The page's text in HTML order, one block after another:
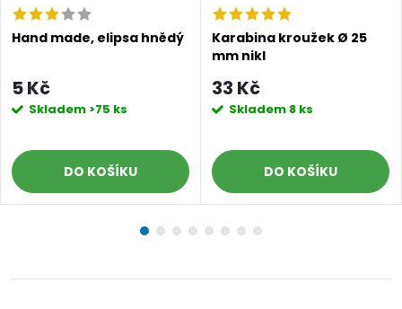
Hand made, elipsa hnědý
5 Kč
Skladem >75 ks
DO KOŠÍKU
Karabina kroužek Ø 25
mm nikl
33 Kč
Skladem 8 ks
DO KOŠÍKU